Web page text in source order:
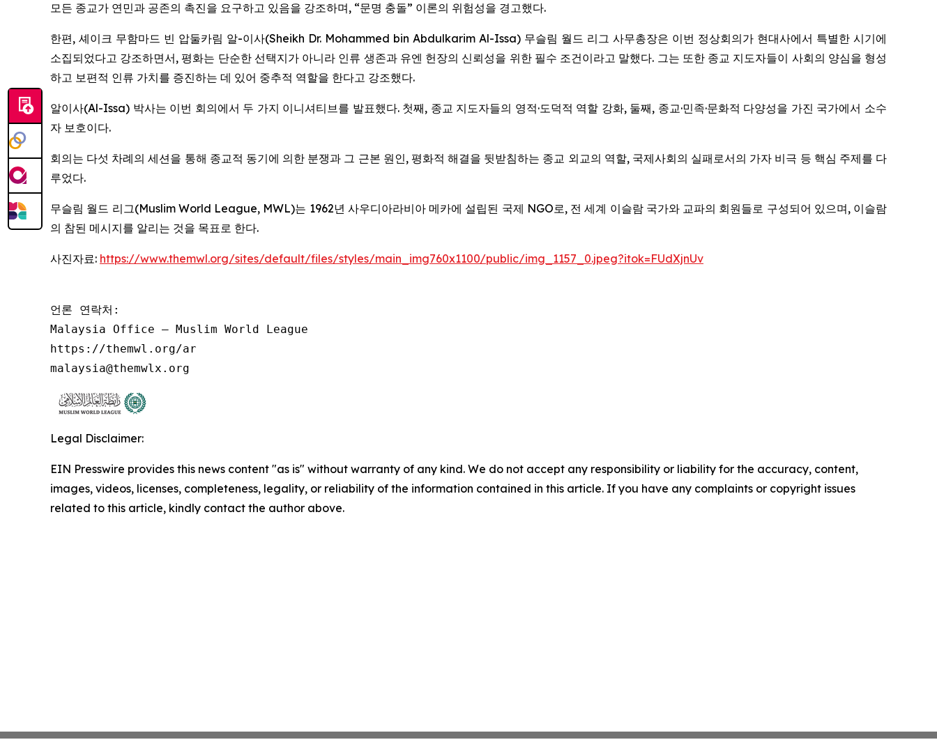
모든 종교가 연민과 공존의 촉진을 요구하고 있음을 강조하며, “문명 충돌” 이론의 위험성을 경고했다.
한편, 셰이크 무함마드 빈 압둘카림 알-이사(Sheikh Dr. Mohammed bin Abdulkarim Al-Issa) 무슬림 월드 리그 사무총장은 이번 정상회의가 현대사에서 특별한 시기에
소집되었다고 강조하면서, 평화는 단순한 선택지가 아니라 인류 생존과 유엔 헌장의 신뢰성을 위한 필수 조건이라고 말했다. 그는 또한 종교 지도자들이 사회의 양심을 형성
하고 보편적 인류 가치를 증진하는 데 있어 중추적 역할을 한다고 강조했다.
알이사(Al-Issa) 박사는 이번 회의에서 두 가지 이니셔티브를 발표했다. 첫째, 종교 지도자들의 영적·도덕적 역할 강화, 둘째, 종교·민족·문화적 다양성을 가진 국가에서 소수
자 보호이다.
회의는 다섯 차례의 세션을 통해 종교적 동기에 의한 분쟁과 그 근본 원인, 평화적 해결을 뒷받침하는 종교 외교의 역할, 국제사회의 실패로서의 가자 비극 등 핵심 주제를 다
루었다.
무슬림 월드 리그(Muslim World League, MWL)는 1962년 사우디아라비아 메카에 설립된 국제 NGO로, 전 세계 이슬람 국가와 교파의 회원들로 구성되어 있으며, 이슬람
의 참된 메시지를 알리는 것을 목표로 한다.
사진자료: https://www.themwl.org/sites/default/files/styles/main_img760x1100/public/img_1157_0.jpeg?itok=FUdXjnUv
언론 연락처:
Malaysia Office – Muslim World League
https://themwl.org/ar
malaysia@themwlx.org
Legal Disclaimer:
EIN Presswire provides this news content "as is" without warranty of any kind. We do not accept any responsibility or liability for the accuracy, content,
images, videos, licenses, completeness, legality, or reliability of the information contained in this article. If you have any complaints or copyright issues
related to this article, kindly contact the author above.